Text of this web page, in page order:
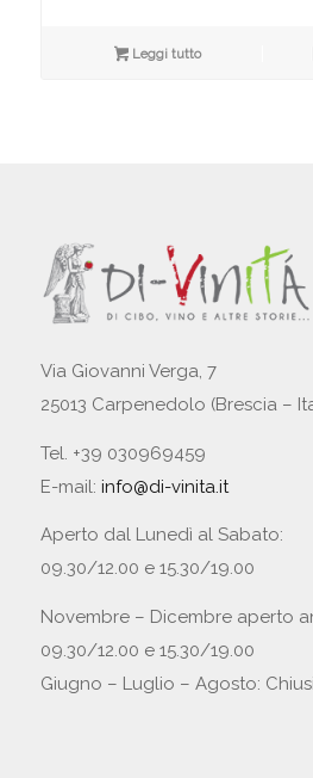
Leggi tutto
Via Giovanni Verga, 7
25013 Carpenedolo (Brescia –
Tel. +39 030969459
E-mail: info@di-vinita.it
Aperto dal Lunedì al Sabato:
09.30/12.00 e 15.30/19.00
Novembre – Dicembre aperto
09.30/12.00 e 15.30/19.00
Giugno – Luglio – Agosto: